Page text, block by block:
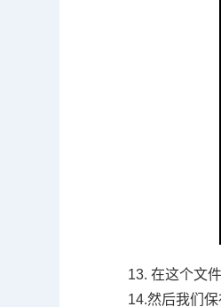
13.在这个文
14.然后我们